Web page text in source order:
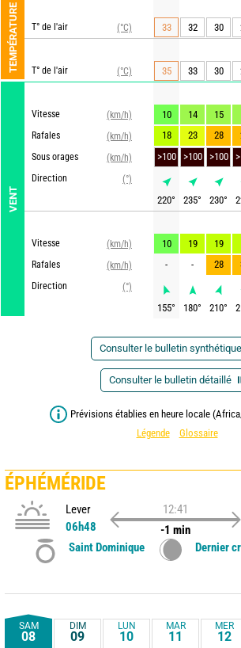
TEMPÉRATURE T° de l'air (°C)
T° de l'air (°C)
VENT
Vitesse
(km/h)
Rafales
(km/h)
Sous orages
(km/h)
Direction
(°)
Vitesse
(km/h)
Rafales
(km/h)
Direction
(°)
33 32 30
35 33 30
10 14 15
18
23 28
>100
>100 >100
220° 235° 230°
10 19 19
-
- 28
155° 180° 210°
Consulter le bulletin synthétique
Consulter le bulletin détaillé
Prévisions établies en heure locale
Légende
Glossaire
ÉPHÉMÉRIDE
Lever
06h48
12:41
-1 min
Saint Dominique
Dernier
SAM
08
DIM
09
LUN
10
MAR
11
MER
12